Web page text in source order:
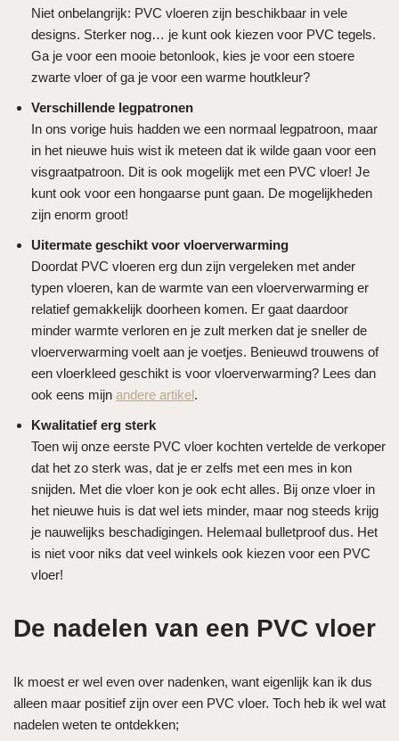
Niet onbelangrijk: PVC vloeren zijn beschikbaar in vele
designs. Sterker nog… je kunt ook kiezen voor PVC tegels.
Ga je voor een mooie betonlook, kies je voor een stoere
zwarte vloer of ga je voor een warme houtkleur?
Verschillende legpatronen
In ons vorige huis hadden we een normaal legpatroon, maar
in het nieuwe huis wist ik meteen dat ik wilde gaan voor een
visgraatpatroon. Dit is ook mogelijk met een PVC vloer! Je
kunt ook voor een hongaarse punt gaan. De mogelijkheden
zijn enorm groot!
Uitermate geschikt voor vloerverwarming
Doordat PVC vloeren erg dun zijn vergeleken met ander
typen vloeren, kan de warmte van een vloerverwarming er
relatief gemakkelijk doorheen komen. Er gaat daardoor
minder warmte verloren en je zult merken dat je sneller de
vloerverwarming voelt aan je voetjes. Benieuwd trouwens of
een vloerkleed geschikt is voor vloerverwarming? Lees dan
ook eens mijn andere artikel.
Kwalitatief erg sterk
Toen wij onze eerste PVC vloer kochten vertelde de verkoper
dat het zo sterk was, dat je er zelfs met een mes in kon
snijden. Met die vloer kon je ook echt alles. Bij onze vloer in
het nieuwe huis is dat wel iets minder, maar nog steeds krijg
je nauwelijks beschadigingen. Helemaal bulletproof dus. Het
is niet voor niks dat veel winkels ook kiezen voor een PVC
vloer!
De nadelen van een PVC vloer
Ik moest er wel even over nadenken, want eigenlijk kan ik dus
alleen maar positief zijn over een PVC vloer. Toch heb ik wel wat
nadelen weten te ontdekken;